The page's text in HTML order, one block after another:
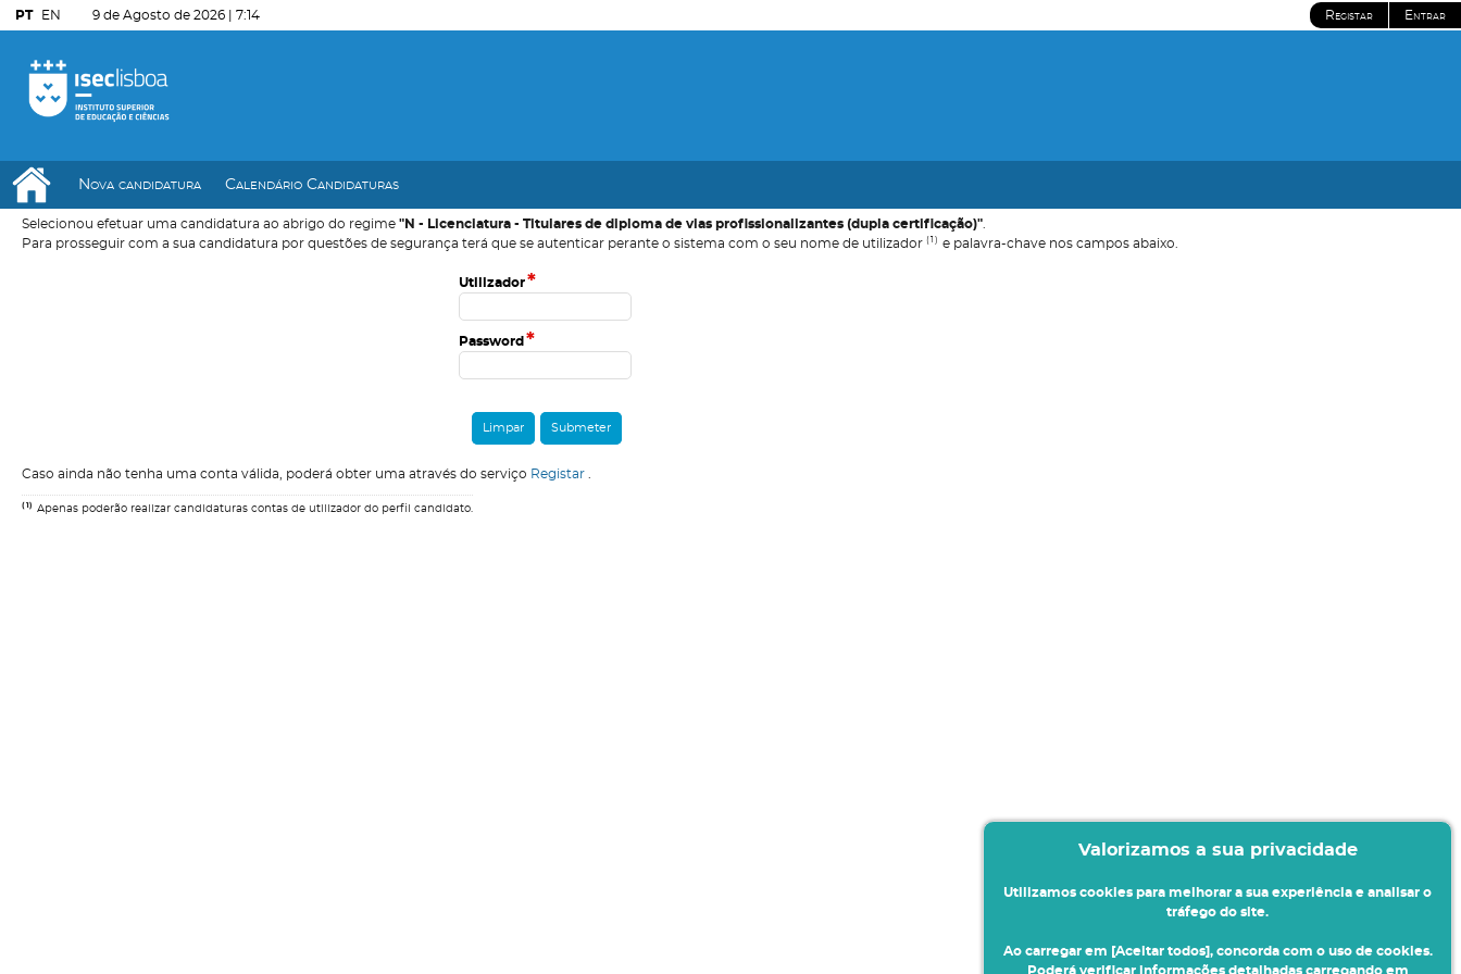
PT EN 9 de Agosto de 2026 | 7:14 Registar Entrar
Nova candidatura Calendário Candidaturas
Selecionou efetuar uma candidatura ao abrigo do regime "N - Licenciatura - Titulares de diploma de vias profissionalizantes (dupla certificação)"
Para prosseguir com a sua candidatura por questões de segurança terá que se autenticar perante o sistema com o seu nome de utilizador (1) e palavra-chave nos campos abaixo.
Utilizador*
Password *
Caso ainda não tenha uma conta válida, poderá obter uma através do serviço Registar
(1) Apenas poderão realizar candidaturas contas de utilizador do perfil candidato.
Valorizamos a sua privacidade
Utilizamos cookies para melhorar a sua experiência e analisar o
tráfego do site.
Ao carregar em [Aceitar todos], concorda com o uso de cookies.
Poderá verificar informações detalhadas carregando em